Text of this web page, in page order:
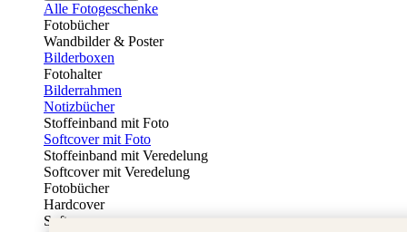
Alle Fotogeschenke
Fotobücher
Wandbilder & Poster
Bilderboxen
Fotohalter
Bilderrahmen
Notizbücher
Stoffeinband mit Foto
Softcover mit Foto
Stoffeinband mit Veredelung
Softcover mit Veredelung
Fotobücher
Hardcover
Softcover